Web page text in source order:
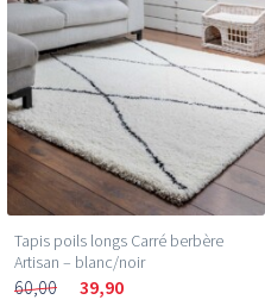
Tapis poils longs Carré berbère
Artisan – blanc/noir
60,00 39,90